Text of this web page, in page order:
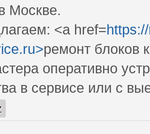
Москве.
<a href=
ремонт блоков
оперативно
в сервисе или с